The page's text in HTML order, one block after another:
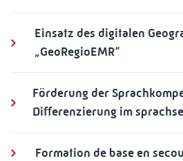
Einsatz des digitalen
„GeoRegioEMR“
Förderung der
Differenzierung im
Formation de base en